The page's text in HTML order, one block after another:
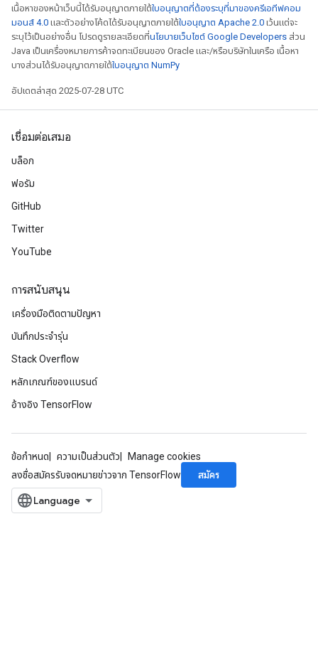
เนื้อหาของหน้าเว็บนี้ได้รับอนุญาตภายใต้ใบอนุญาตที่ต้องระบุที่มาของครีเอทีฟคอม
มอนส์ 4.0 และตัวอย่างโค้ดได้รับอนุญาตภายใต้ใบอนุญาต Apache 2.0 เว้นแต่จะ
ระบุไว้เป็นอย่างอื่น โปรดดูรายละเอียดที่นโยบายเว็บไซต์ Google Developers ส่วน
Java เป็นเครื่องหมายการค้าจดทะเบียนของ Oracle และ/หรือบริษัทในเครือ เนื้อหา
บางส่วนได้รับอนุญาตภายใต้ใบอนุญาต NumPy
อัปเดตล่าสุด 2025-07-28 UTC
เชื่อมต่อเสมอ
บล็อก
ฟอรัม
GitHub
Twitter
YouTube
การสนับสนุน
เครื่องมือติดตามปัญหา
บันทึกประจำรุ่น
Stack Overflow
หลักเกณฑ์ของแบรนด์
อ้างอิง TensorFlow
ข้อกำหนด ความเป็นส่วนตัว
Manage cookies
ลงชื่อสมัครรับจดหมายข่าวจาก TensorFlow
สมัคร